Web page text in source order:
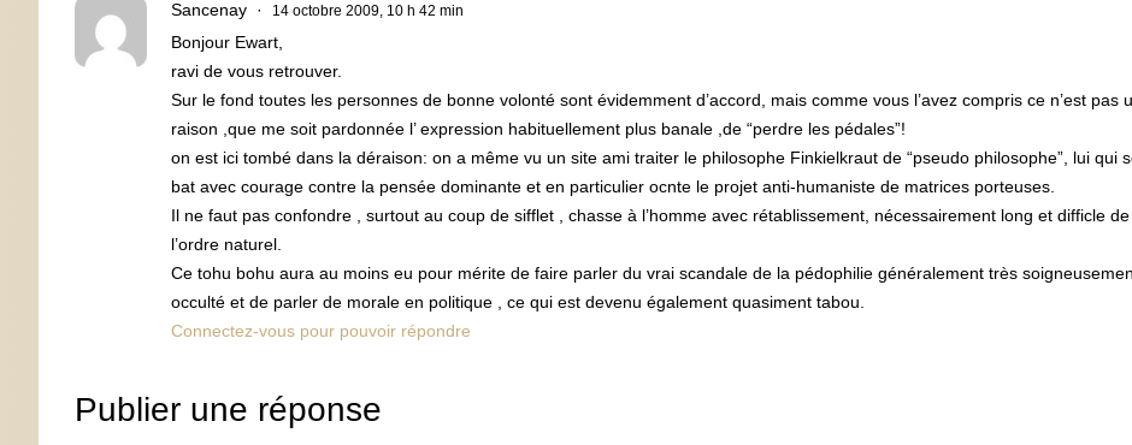
Sancenay 14 octobre 2009, 10 h 42 min
Bonjour Ewart,
ravi de vous retrouver.
Sur le fond toutes les personnes de bonne volonté sont évidemment d’accord, mais comme vous l’avez compris ce n’est pas
raison ,que me soit pardonnée l’ expression habituellement plus banale ,de “perdre les pédales”!
on est ici tombé dans la déraison: on a même vu un site ami traiter le philosophe Finkielkraut de “pseudo philosophe”, lui qui
bat avec courage contre la pensée dominante et en particulier ocnte le projet anti-humaniste de matrices porteuses.
Il ne faut pas confondre , surtout au coup de sifflet , chasse à l’homme avec rétablissement, nécessairement long et difficle de
l’ordre naturel.
Ce tohu bohu aura au moins eu pour mérite de faire parler du vrai scandale de la pédophilie généralement très
occulté et de parler de morale en politique , ce qui est devenu également quasiment tabou.
Connectez-vous pour pouvoir répondre
Publier une réponse